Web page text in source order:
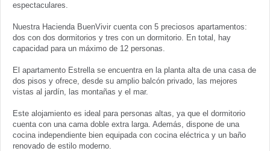
espectaculares.
Nuestra Hacienda BuenVivir cuenta con 5 preciosos apartamentos:
dos con dos dormitorios y tres con un dormitorio. En total, hay
capacidad para un máximo de 12 personas.
El apartamento Estrella se encuentra en la planta alta de una casa de
dos pisos y ofrece, desde su amplio balcón privado, las mejores
vistas al jardín, las montañas y el mar.
Este alojamiento es ideal para personas altas, ya que el dormitorio
cuenta con una cama doble extra larga. Además, dispone de una
cocina independiente bien equipada con cocina eléctrica y un baño
renovado de estilo moderno.